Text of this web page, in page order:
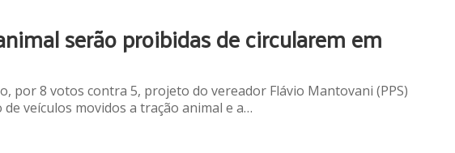
serão proibidas de circularem em
por 8 votos contra 5, projeto do vereador Flávio Mantovani (PPS)
veículos movidos a tração animal e a…